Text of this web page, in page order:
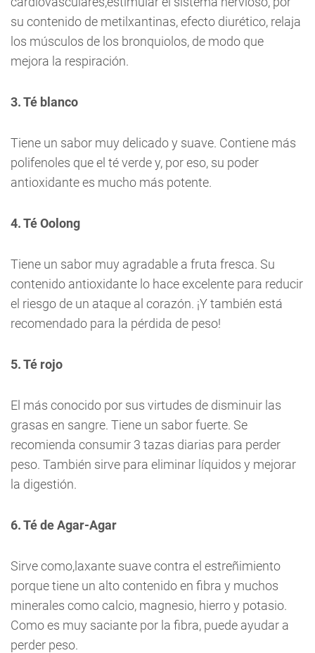
su contenido de metilxantinas, efecto diurético, relaja
los músculos de los bronquiolos, de modo que
mejora la respiración.
3. Té blanco
Tiene un sabor muy delicado y suave. Contiene más
polifenoles que el té verde y, por eso, su poder
antioxidante es mucho más potente.
4. Té Oolong
Tiene un sabor muy agradable a fruta fresca. Su
contenido antioxidante lo hace excelente para reducir
el riesgo de un ataque al corazón. ¡Y también está
recomendado para la pérdida de peso!
5. Té rojo
El más conocido por sus virtudes de disminuir las
grasas en sangre. Tiene un sabor fuerte. Se
recomienda consumir 3 tazas diarias para perder
peso. También sirve para eliminar líquidos y mejorar
la digestión.
6. Té de Agar-Agar
Sirve como,laxante suave contra el estreñimiento
porque tiene un alto contenido en fibra y muchos
minerales como calcio, magnesio, hierro y potasio.
Como es muy saciante por la fibra, puede ayudar a
perder peso.